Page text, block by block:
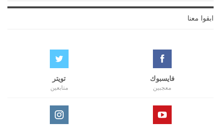
ابقوا معنا
فايسبوك
معجبين
تويتر
متابعين